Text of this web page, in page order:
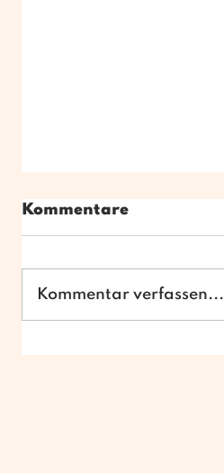
Kommentare
Kommentar verfassen...